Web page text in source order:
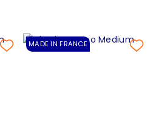
MADE IN FRANCE